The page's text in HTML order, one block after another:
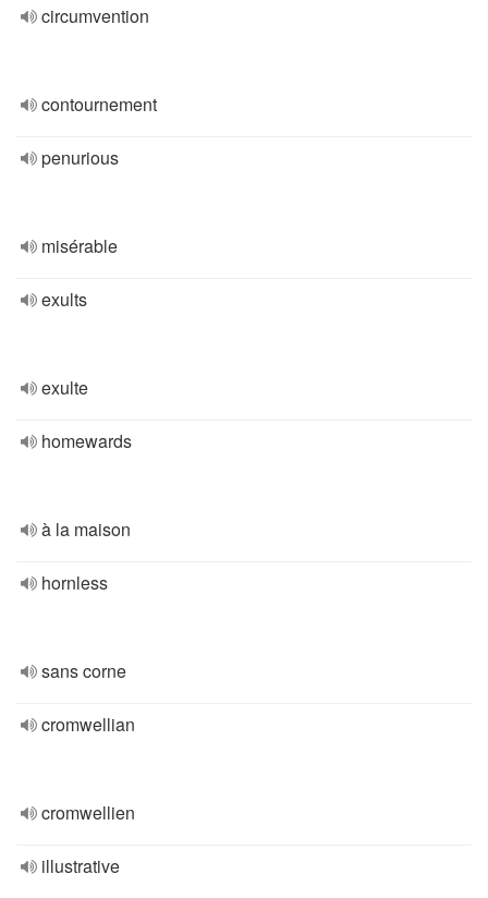
circumvention
contournement
penurious
misérable
exults
exulte
homewards
à la maison
hornless
sans corne
cromwellian
cromwellien
illustrative